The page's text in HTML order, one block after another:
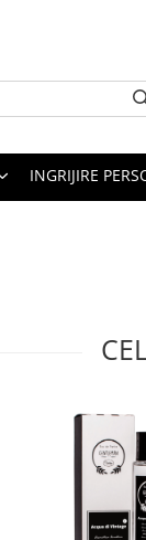
INGRIJIRE